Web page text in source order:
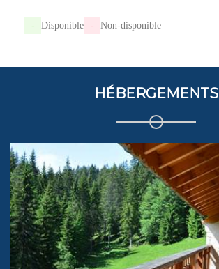
- Disponible - Non-disponible
HÉBERGEMENTS